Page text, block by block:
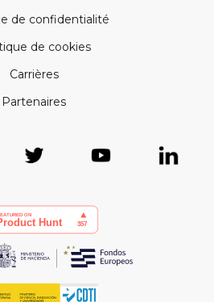
de confidentialité
de cookies
Carrières
Partenaires